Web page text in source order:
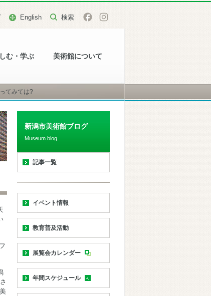
む・学ぶ 美術館について
English
てみては?
新潟市美術館ブログ
Museum blog
記事一覧
イベント情報
教育普及活動
展覧会カレンダー
年間スケジュール